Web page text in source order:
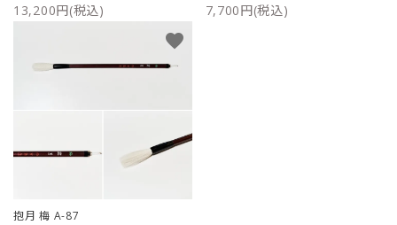
プライバシーポリシー
13,200円(税込) 7,700円(税込)
抱月 梅 A-87
favorite